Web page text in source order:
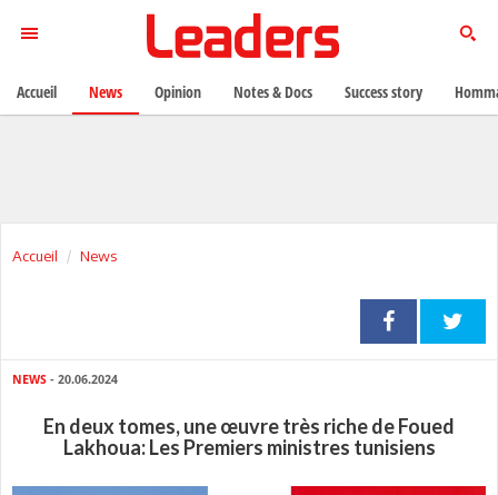
Accueil News
NEWS - 20.06.2024
En deux tomes, une œuvre très riche de Foued
Lakhoua: Les Premiers ministres tunisiens
Accueil News Opinion Notes & Docs Success story